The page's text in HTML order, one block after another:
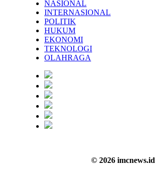
NASIONAL
INTERNASIONAL
POLITIK
HUKUM
EKONOMI
TEKNOLOGI
OLAHRAGA
© 2026 imcnews.id